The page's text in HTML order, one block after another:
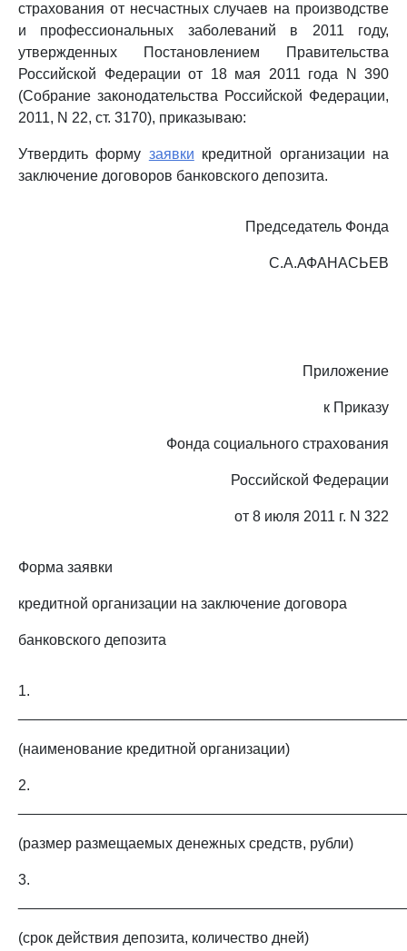
страхования от несчастных случаев на производстве
и профессиональных заболеваний в 2011 году,
утвержденных Постановлением Правительства
Российской Федерации от 18 мая 2011 года N 390
(Собрание законодательства Российской Федерации,
2011, N 22, ст. 3170), приказываю:
Утвердить форму заявки кредитной организации на
заключение договоров банковского депозита.
Председатель Фонда
С.А.АФАНАСЬЕВ
Приложение
к Приказу
Фонда социального страхования
Российской Федерации
от 8 июля 2011 г. N 322
Форма заявки
кредитной организации на заключение договора
банковского депозита
1.
(наименование кредитной организации)
2.
(размер размещаемых денежных средств, рубли)
3.
(срок действия депозита, количество дней)